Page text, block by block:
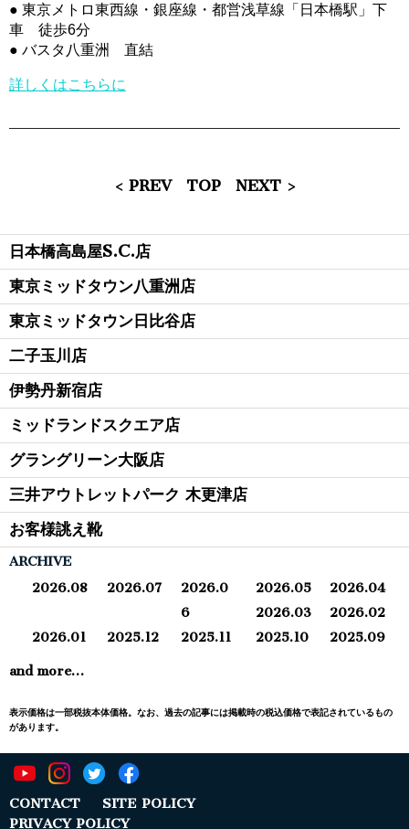
● 東京メトロ東西線・銀座線・都営浅草線「日本橋駅」下
車 徒歩6分
● バスタ八重洲 直結
詳しくはこちらに
< PREV TOP NEXT >
日本橋高島屋S.C.店
東京ミッドタウン八重洲店
東京ミッドタウン日比谷店
二子玉川店
伊勢丹新宿店
ミッドランドスクエア店
グラングリーン大阪店
三井アウトレットパーク 木更津店
お客様誂え靴
ARCHIVE
2026.08
2026.07
2026.0
6
2026.05
2026.04
2026.03
2026.02
2026.01
2025.12 2025.11 2025.10 2025.09
and more…
表示価格は一部税抜本体価格。なお、過去の記事には掲載時の税込価格で表記されているもの
があります。
CONTACT
SITE POLICY
PRIVACY POLICY